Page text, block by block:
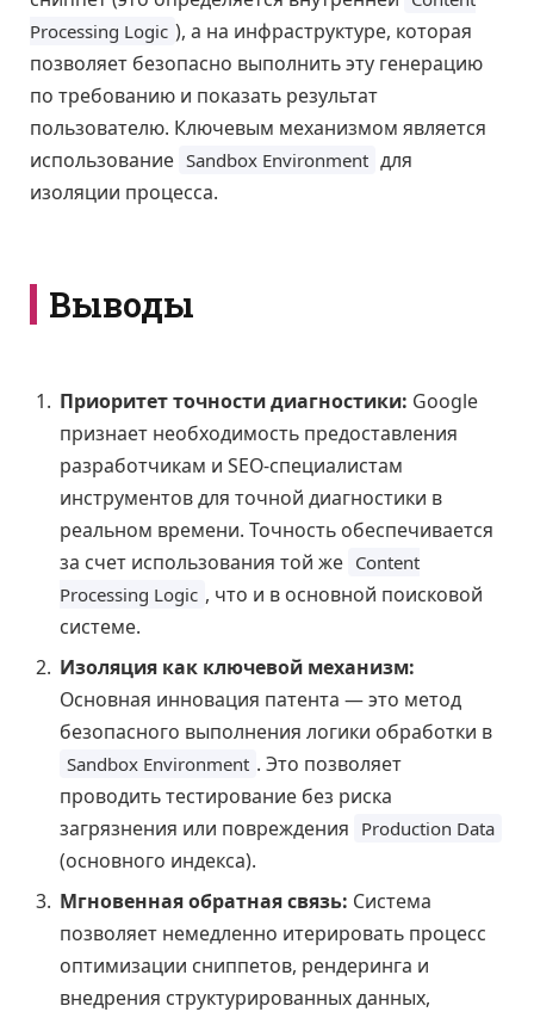
Processing Logic ), а на инфраструктуре, которая
позволяет безопасно выполнить эту генерацию
по требованию и показать результат
пользователю. Ключевым механизмом является
использование Sandbox Environment для
изоляции процесса.
Выводы
Приоритет точности диагностики: Google
признает необходимость предоставления
разработчикам и SEO-специалистам
инструментов для точной диагностики в
реальном времени. Точность обеспечивается
за счет использования той же Content
Processing Logic , что и в основной поисковой
системе.
Изоляция как ключевой механизм:
Основная инновация патента — это метод
безопасного выполнения логики обработки в
Sandbox Environment . Это позволяет
проводить тестирование без риска
загрязнения или повреждения Production Data
(основного индекса).
Мгновенная обратная связь: Система
позволяет немедленно итерировать процесс
оптимизации сниппетов, рендеринга и
внедрения структурированных данных,